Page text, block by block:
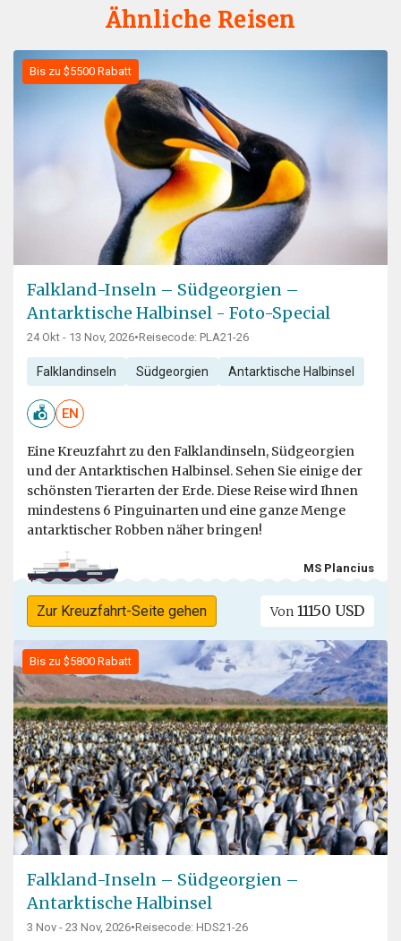
Ähnliche Reisen
Bis zu $5500 Rabatt
Falkland-Inseln – Südgeorgien –
Antarktische Halbinsel - Foto-Special
24 Okt - 13 Nov, 2026•Reisecode: PLA21-26
Falklandinseln Südgeorgien Antarktische Halbinsel
EN
Eine Kreuzfahrt zu den Falklandinseln, Südgeorgien
und der Antarktischen Halbinsel. Sehen Sie einige der
schönsten Tierarten der Erde. Diese Reise wird Ihnen
mindestens 6 Pinguinarten und eine ganze Menge
antarktischer Robben näher bringen!
MS Plancius
Zur Kreuzfahrt-Seite gehen Von 11150 USD
Bis zu $5800 Rabatt
Falkland-Inseln – Südgeorgien –
Antarktische Halbinsel
3 Nov - 23 Nov, 2026•Reisecode: HDS21-26